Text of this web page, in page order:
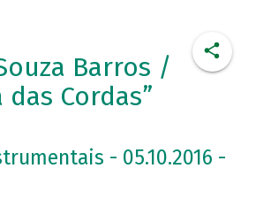
Barros /
das Cordas”
- 05.10.2016 -